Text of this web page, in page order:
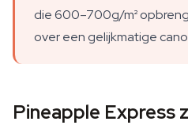
die 600–700g/m²
over een gelijkmatige
Pineapple Express